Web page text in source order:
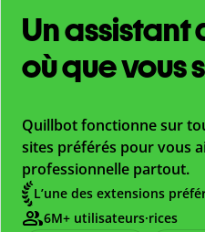
Un
où que vous
Quillbot fonctionne sur
sites préférés pour vous
professionnelle partout.
L’une des extensions
6M+ utilisateurs·rices